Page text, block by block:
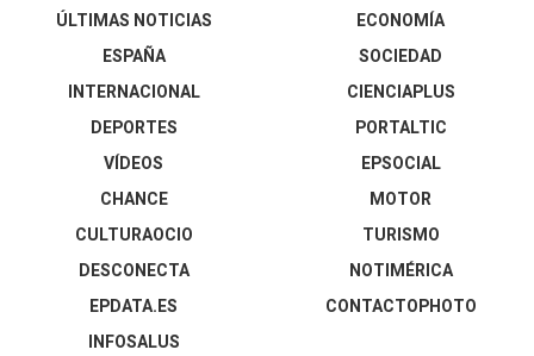
ÚLTIMAS NOTICIAS
ESPAÑA
INTERNACIONAL
DEPORTES
VÍDEOS
ECONOMÍA
SOCIEDAD
CIENCIAPLUS
PORTALTIC
EPSOCIAL
CHANCE
CULTURAOCIO
DESCONECTA
EPDATA.ES
INFOSALUS
MOTOR
TURISMO
NOTIMÉRICA
CONTACTOPHOTO